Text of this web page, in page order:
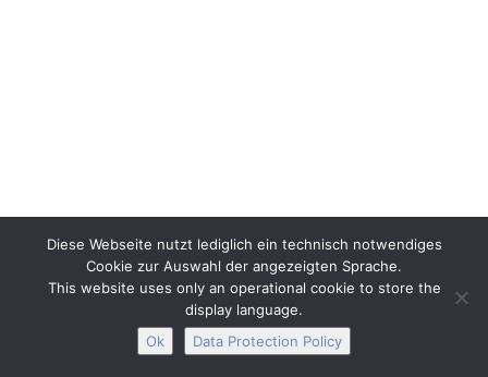
Diese Webseite nutzt lediglich ein technisch notwendiges
Cookie zur Auswahl der angezeigten Sprache.
This website uses only an operational cookie to store the
display language.
Ok
Data Protection Policy